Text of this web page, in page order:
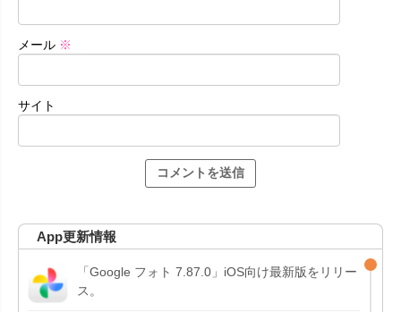
メール ※
サイト
App更新情報
「Google フォト 7.87.0」iOS向け最新版をリリー
ス。